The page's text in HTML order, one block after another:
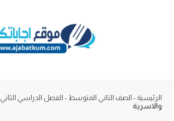
الرئيسية - الصف الثاني المتوسط - الفصل الدراسي الثاني
والاسرية